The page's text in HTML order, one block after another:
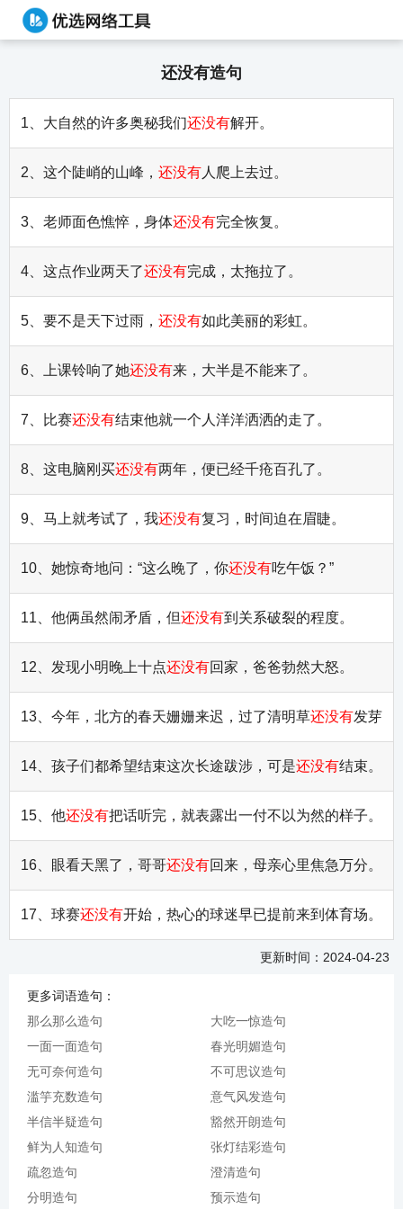
还没有造句
1、大自然的许多奥秘我们还没有解开。
2、这个陡峭的山峰， 还没有人爬上去过。
3、老师面色憔悴，身体还没有完全恢复。
4、这点作业两天了还没有完成，太拖拉了。
5、要不是天下过雨， 还没有如此美丽的彩虹。
6、上课铃响了她还没有来，大半是不能来了。
7、比赛还没有结束他就一个人洋洋洒洒的走了。
8、这电脑刚买还没有两年，便已经千疮百孔了。
9、马上就考试了，我还没有复习，时间迫在眉睫。
10、她惊奇地问：“这么晚了，你还没有吃午饭？”
11、他俩虽然闹矛盾，但还没有到关系破裂的程度。
12、发现小明晚上十点还没有回家，爸爸勃然大怒。
13、今年，北方的春天姗姗来迟，过了清明草还没有发芽
14、孩子们都希望结束这次长途跋涉，可是还没有结束。
15、他还没有把话听完，就表露出一付不以为然的样子。
16、眼看天黑了，哥哥还没有回来，母亲心里焦急万分。
17、球赛还没有开始，热心的球迷早已提前来到体育场。
更新时间：2024-04-23
更多词语造句：
那么那么造句
大吃一惊造句
一面一面造句
春光明媚造句
无可奈何造句
不可思议造句
滥竽充数造句
意气风发造句
半信半疑造句
豁然开朗造句
鲜为人知造句
张灯结彩造句
疏忽造句
澄清造句
分明造句
预示造句